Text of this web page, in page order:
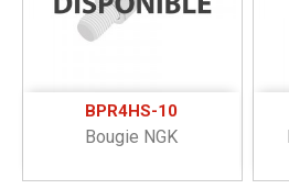
BPR4HS-10
Bougie NGK